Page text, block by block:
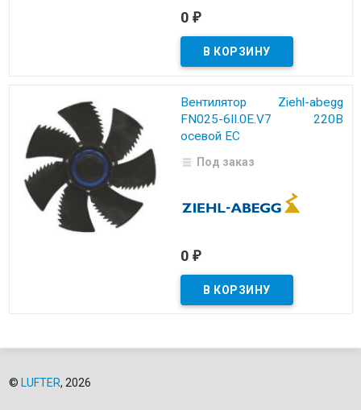
0 ₽
Вентилятор Ziehl-abegg
FN025-6II.0E.V7 220B
осевой EC
Под заказ
0 ₽
© LUFTER, 2026